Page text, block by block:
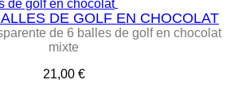
DE GOLF EN CHOCOLAT
de 6 balles de golf en chocolat
mixte
21,00 €Prix